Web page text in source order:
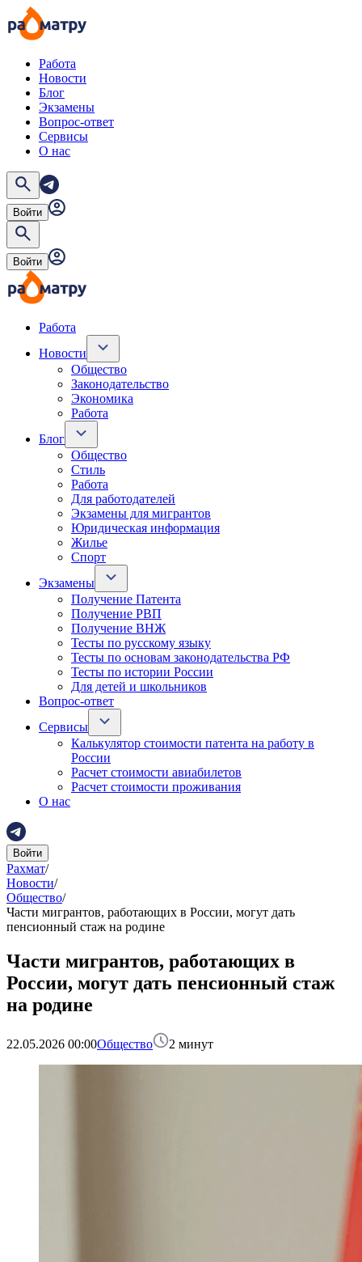
Работа
Новости
Блог
Экзамены
Вопрос-ответ
Сервисы
О нас
Войти
Войти
Работа
Новости
Общество
Законодательство
Экономика
Работа
Блог
Общество
Стиль
Работа
Для работодателей
Экзамены для мигрантов
Юридическая информация
Жилье
Спорт
Экзамены
Получение Патента
Получение РВП
Получение ВНЖ
Тесты по русскому языку
Тесты по основам законодательства РФ
Тесты по истории России
Для детей и школьников
Вопрос-ответ
Сервисы
Калькулятор стоимости патента на работу в
России
Расчет стоимости авиабилетов
Расчет стоимости проживания
О нас
Войти
Рахмат/
Новости/
Общество/
Части мигрантов, работающих в России, могут дать
пенсионный стаж на родине
Части мигрантов, работающих в
России, могут дать пенсионный стаж
на родине
22.05.2026 00:00Общество 2 минут